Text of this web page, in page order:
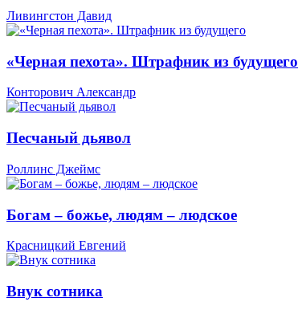
Ливингстон Давид
«Черная пехота». Штрафник из будущего
Конторович Александр
Песчаный дьявол
Роллинс Джеймс
Богам – божье, людям – людское
Красницкий Евгений
Внук сотника